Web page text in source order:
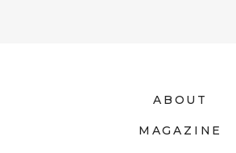
ABOUT
MAGAZINE